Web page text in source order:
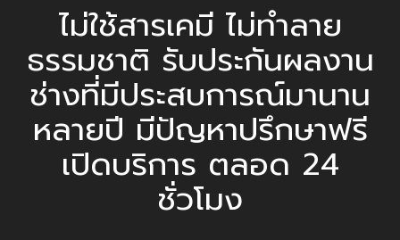
ไม่ใช้สารเคมี ไม่ทำลาย
ธรรมชาติ รับประกันผลงาน
ช่างที่มีประสบการณ์มานาน
หลายปี มีปัญหาปรึกษาฟรี
เปิดบริการ ตลอด 24
ชั่วโมง